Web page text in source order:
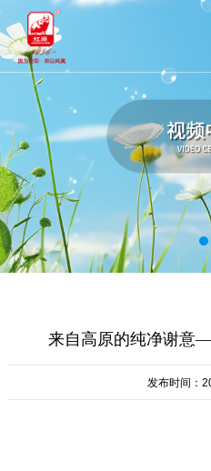
来自高原的纯净谢意
发布时间：